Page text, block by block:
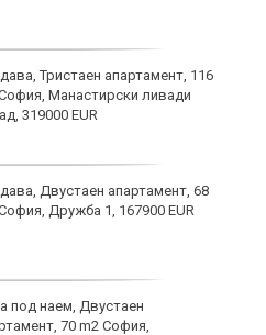
Тристаен апартамент, 116
Манастирски ливади
319000 EUR
Двустаен апартамент, 68
Дружба 1, 167900 EUR
под наем, Двустаен
70 m2 София,